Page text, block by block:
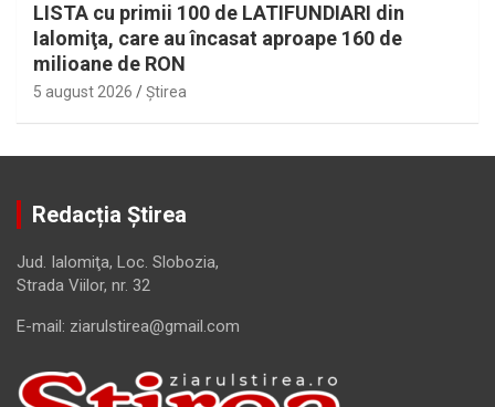
LISTA cu primii 100 de LATIFUNDIARI din
Ialomiţa, care au încasat aproape 160 de
milioane de RON
5 august 2026 Ştirea
Redacția Știrea
Jud. Ialomiţa, Loc. Slobozia,
Strada Viilor, nr. 32
E-mail: ziarulstirea@gmail.com